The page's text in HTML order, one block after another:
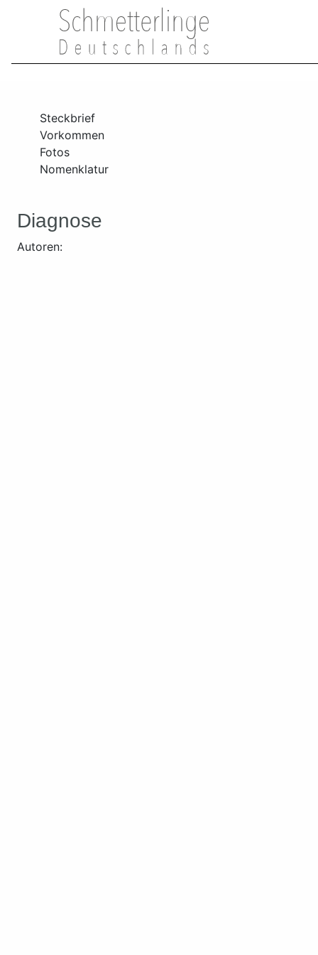
Steckbrief
Vorkommen
Fotos
Nomenklatur
Diagnose
Autoren: